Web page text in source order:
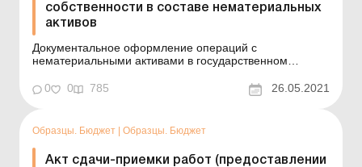
собственности в составе нематериальных
активов
Документальное оформление операций с
нематериальными активами в государственном
объекта права интеллектуальной собственности в
составе нематериальных активов. Типовая форма №
0 0 785 26.05.2021
Образцы. Бюджет | Образцы. Бюджет
Акт сдачи-приемки работ (предоставлении